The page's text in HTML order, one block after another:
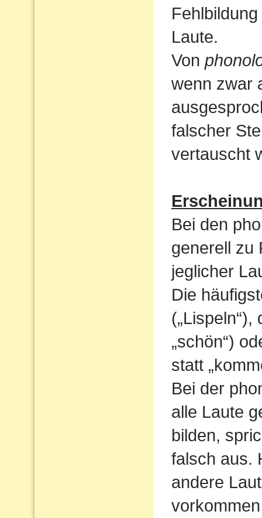
Laute.
Von
wenn zwar
falscher
vertauscht
Bei den
generell zu
jeglicher
Die
„schön“)
statt
Bei der
alle Laute
bilden,
falsch aus.
andere